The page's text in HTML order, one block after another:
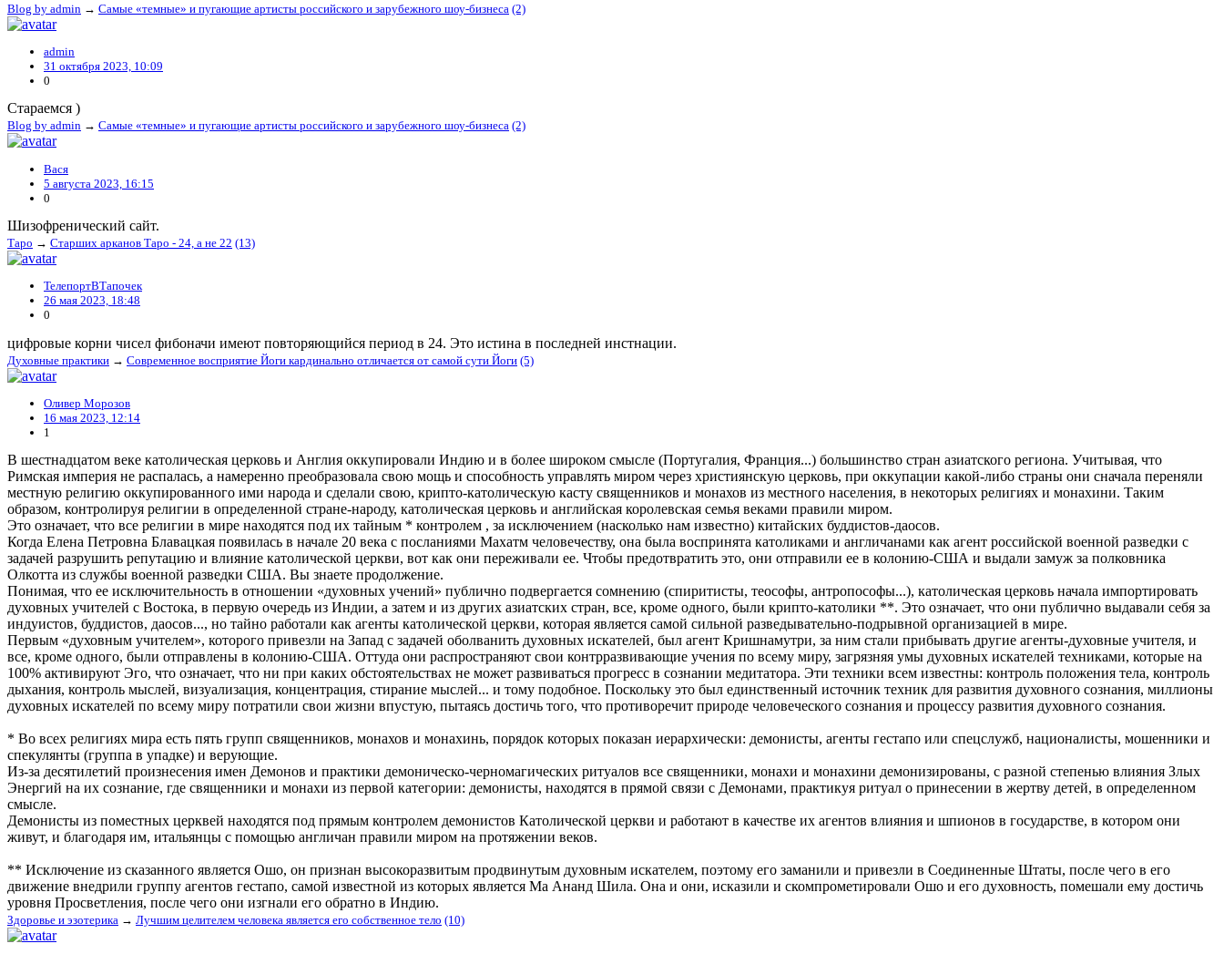
Blog by admin → Самые «темные» и пугающие артисты российского и зарубежного шоу-бизнеса (2)
admin
31 октября 2023, 10:09
0
Стараемся )
Blog by admin → Самые «темные» и пугающие артисты российского и зарубежного шоу-бизнеса (2)
Вася
5 августа 2023, 16:15
0
Шизофренический сайт.
Таро → Старших арканов Таро - 24, а не 22 (13)
ТелепортВТапочек
26 мая 2023, 18:48
0
цифровые корни чисел фибоначи имеют повторяющийся период в 24. Это истина в последней инстнации.
Духовные практики → Современное восприятие Йоги кардинально отличается от самой сути Йоги (5)
Оливер Морозов
16 мая 2023, 12:14
1
В шестнадцатом веке католическая церковь и Англия оккупировали Индию и в более широком смысле (Португалия, Франция...) большинство стран азиатского региона. Учитывая, что
Римская империя не распалась, а намеренно преобразовала свою мощь и способность управлять миром через християнскую церковь, при оккупации какой-либо страны они сначала переняли
местную религию оккупированного ими народа и сделали свою, крипто-католическую касту священников и монахов из местного населения, в некоторых религиях и монахини. Таким
образом, контролируя религии в определенной стране-народу, католическая церковь и английская королевская семья веками правили миром.
Это означает, что все религии в мире находятся под их тайным * контролем , за исключением (насколько нам известно) китайских буддистов-даосов.
Когда Елена Петровна Блавацкая появилась в начале 20 века с посланиями Махатм человечеству, она была воспринята католиками и англичанами как агент российской военной разведки с
задачей разрушить репутацию и влияние католической церкви, вот как они переживали ее. Чтобы предотвратить это, они отправили ее в колонию-США и выдали замуж за полковника
Олкотта из службы военной разведки США. Вы знаете продолжение.
Понимая, что ее исключительность в отношении «духовных учений» публично подвергается сомнению (спиритисты, теософы, антропософы...), католическая церковь начала импортировать
духовных учителей с Востока, в первую очередь из Индии, а затем и из других азиатских стран, все, кроме одного, были крипто-католики **. Это означает, что они публично выдавали себя за
индуистов, буддистов, даосов..., но тайно работали как агенты католической церкви, которая является самой сильной разведывательно-подрывной организацией в мире.
Первым «духовным учителем», которого привезли на Запад с задачей оболванить духовных искателей, был агент Кришнамутри, за ним стали прибывать другие агенты-духовные учителя, и
все, кроме одного, были отправлены в колонию-США. Оттуда они распространяют свои контрразвивающие учения по всему миру, загрязняя умы духовных искателей техниками, которые на
100% активируют Эго, что означает, что ни при каких обстоятельствах не может развиваться прогресс в сознании медитатора. Эти техники всем известны: контроль положения тела, контроль
дыхания, контроль мыслей, визуализация, концентрация, стирание мыслей... и тому подобное. Поскольку это был единственный источник техник для развития духовного сознания, миллионы
духовных искателей по всему миру потратили свои жизни впустую, пытаясь достичь того, что противоречит природе человеческого сознания и процессу развития духовного сознания.
* Во всех религиях мира есть пять групп священников, монахов и монахинь, порядок которых показан иерархически: демонисты, агенты гестапо или спецслужб, националисты, мошенники и
спекулянты (группа в упадке) и верующие.
Из-за десятилетий произнесения имен Демонов и практики демоническо-черномагических ритуалов все священники, монахи и монахини демонизированы, с разной степенью влияния Злых
Энергий на их сознание, где священники и монахи из первой категории: демонисты, находятся в прямой связи с Демонами, практикуя ритуал о принесении в жертву детей, в определенном
смысле.
Демонисты из поместных церквей находятся под прямым контролем демонистов Католической церкви и работают в качестве их агентов влияния и шпионов в государстве, в котором они
живут, и благодаря им, итальянцы с помощью англичан правили миром на протяжении веков.
** Исключение из сказанного является Ошо, он признан высокоразвитым продвинутым духовным искателем, поэтому его заманили и привезли в Соединенные Штаты, после чего в его
движение внедрили группу агентов гестапо, самой известной из которых является Ма Ананд Шила. Она и они, исказили и скомпрометировали Ошо и его духовность, помешали ему достичь
уровня Просветления, после чего они изгнали его обратно в Индию.
Здоровье и эзотерика → Лучшим целителем человека является его собственное тело (10)